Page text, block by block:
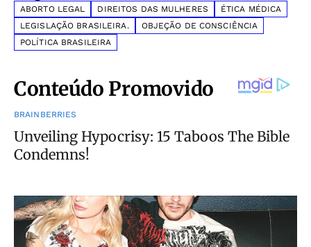
ABORTO LEGAL DIREITOS DAS MULHERES
ÉTICA MÉDICA
LEGISLAÇÃO BRASILEIRA.
OBJEÇÃO DE CONSCIÊNCIA
POLÍTICA BRASILEIRA